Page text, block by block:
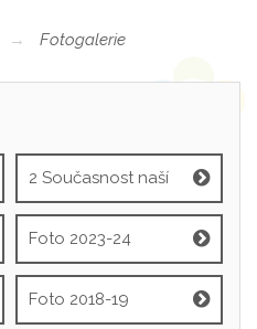
Fotogalerie
2 Současnost naší
školy
Foto 2023-24
Foto 2018-19